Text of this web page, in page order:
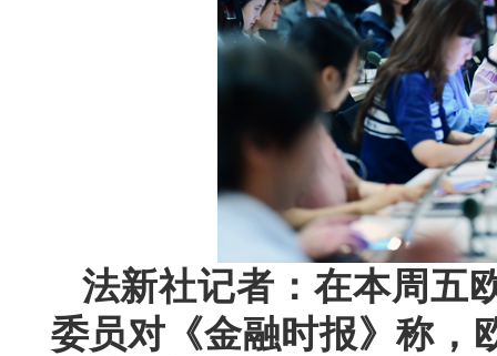
法新社记者：在本周五
委员对《金融时报》称，